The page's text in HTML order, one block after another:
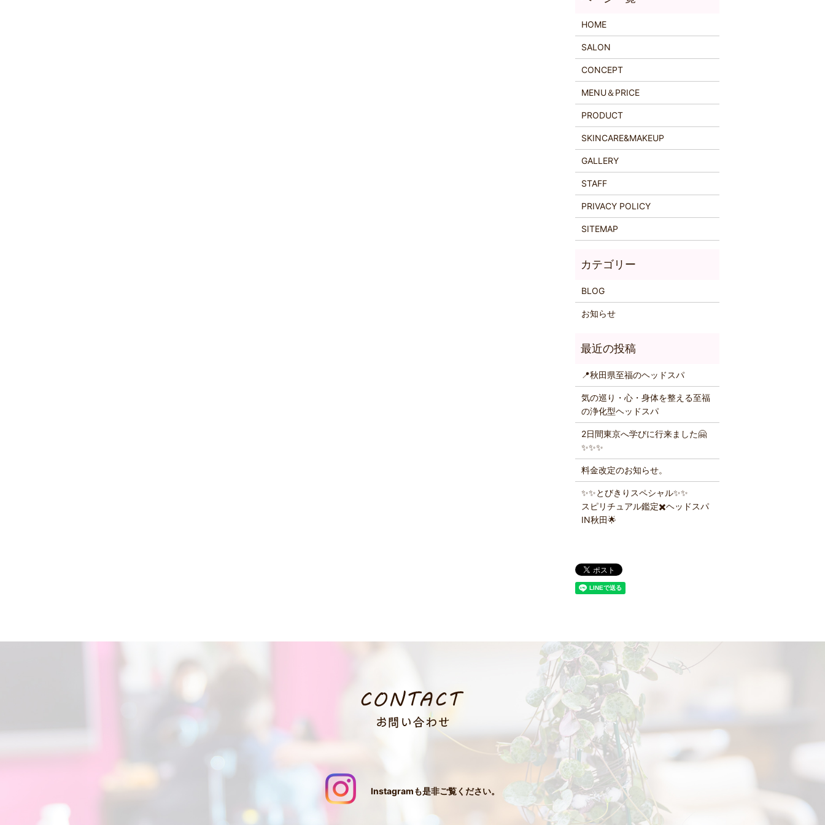
HOME
SALON
CONCEPT
MENU＆PRICE
PRODUCT
SKINCARE&MAKEUP
GALLERY
STAFF
PRIVACY POLICY
SITEMAP
BLOG
お知らせ
📍秋田県至福のヘッドスパ
気の巡り・心・身体を整える至福
の浄化型ヘッドスパ
2日間東京へ学びに行来ました🤗
✨️✨️✨️
料金改定のお知らせ。
✨️✨️とびきりスペシャル✨️✨️
スピリチュアル鑑定✖️ヘッドスパ
IN秋田🌟
Instagramも是非ご覧ください。